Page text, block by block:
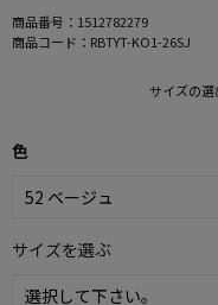
商品番号： 1512782279
商品コード： RBTYT-KO1-26SJ
サイズの選
色
サイズを選ぶ